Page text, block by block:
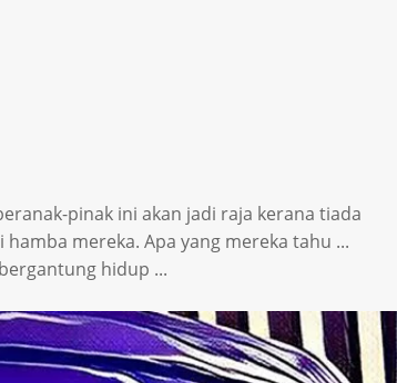
pinak ini akan jadi raja kerana tiada
mereka. Apa yang mereka tahu ...
hidup ...